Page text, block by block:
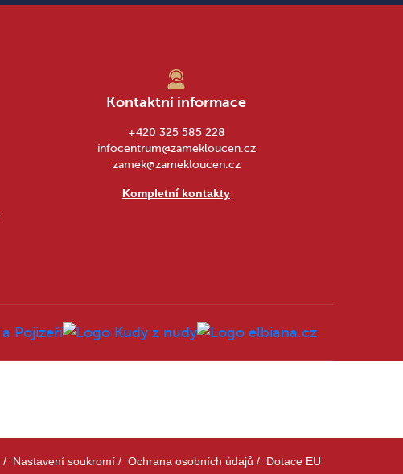
Kontaktní informace
+420 325 585 228
infocentrum@zamekloucen.cz
zamek@zamekloucen.cz
Kompletní kontakty
/ Nastavení soukromí / Ochrana osobních údajů / Dotace EU